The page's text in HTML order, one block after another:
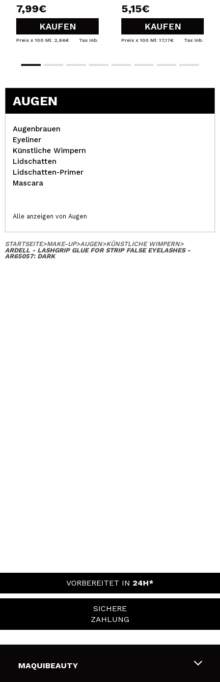
7,99€
KAUFEN
Preis x 100 Ml: 2,66€ Tax Inb.
5,15€
KAUFEN
Preis x 100 Ml: 17,17€ Tax Inb.
AUGEN
Augenbrauen
Eyeliner
Künstliche Wimpern
Lidschatten
Lidschatten-Primer
Mascara
Alle anzeigen von Augen
STARTSEITE>MAKE-UP>AUGEN>KÜNSTLICHE WIMPERN>
ARDELL - LASHGRIP GLUE FOR STRIP FALSE EYELASHES -
AR65057: DARK
VORBEREITET IN 24H*
SICHERE
ZAHLUNG
MAQUIBEAUTY